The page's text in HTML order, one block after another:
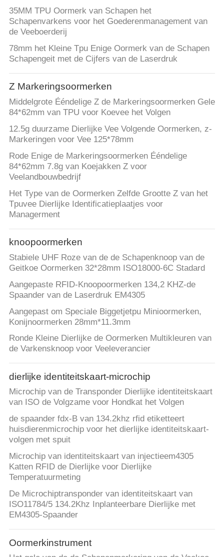
35MM TPU Oormerk van Schapen het
Schapenvarkens voor het Goederenmanagement van
de Veeboerderij
78mm het Kleine Tpu Enige Oormerk van de Schapen
Schapengeit met de Cijfers van de Laserdruk
Z Markeringsoormerken
Middelgrote Ééndelige Z de Markeringsoormerken Gele
84*62mm van TPU voor Koevee het Volgen
12.5g duurzame Dierlijke Vee Volgende Oormerken, z-
Markeringen voor Vee 125*78mm
Rode Enige de Markeringsoormerken Ééndelige
84*62mm 7.8g van Koejakken Z voor
Veelandbouwbedrijf
Het Type van de Oormerken Zelfde Grootte Z van het
Tpuvee Dierlijke Identificatieplaatjes voor
Managerment
knoopoormerken
Stabiele UHF Roze van de de Schapenknoop van de
Geitkoe Oormerken 32*28mm ISO18000-6C Stadard
Aangepaste RFID-Knoopoormerken 134,2 KHZ-de
Spaander van de Laserdruk EM4305
Aangepast om Speciale Biggetjetpu Minioormerken,
Konijnoormerken 28mm*11.3mm
Ronde Kleine Dierlijke de Oormerken Multikleuren van
de Varkensknoop voor Veeleverancier
dierlijke identiteitskaart-microchip
Microchip van de Transponder Dierlijke identiteitskaart
van ISO de Volgzame voor Hondkat het Volgen
de spaander fdx-B van 134.2khz rfid etiketteert
huisdierenmicrochip voor het dierlijke identiteitskaart-
volgen met spuit
Microchip van identiteitskaart van injectieem4305
Katten RFID de Dierlijke voor Dierlijke
Temperatuurmeting
De Microchiptransponder van identiteitskaart van
ISO11784/5 134.2Khz Inplanteerbare Dierlijke met
EM4305-Spaander
Oormerkinstrument